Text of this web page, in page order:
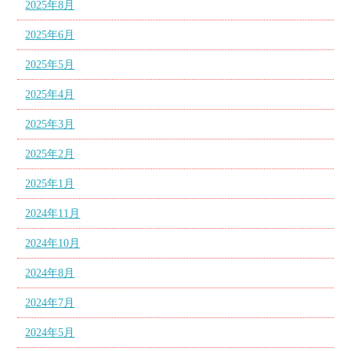
2025年8月
2025年6月
2025年5月
2025年4月
2025年3月
2025年2月
2025年1月
2024年11月
2024年10月
2024年8月
2024年7月
2024年5月